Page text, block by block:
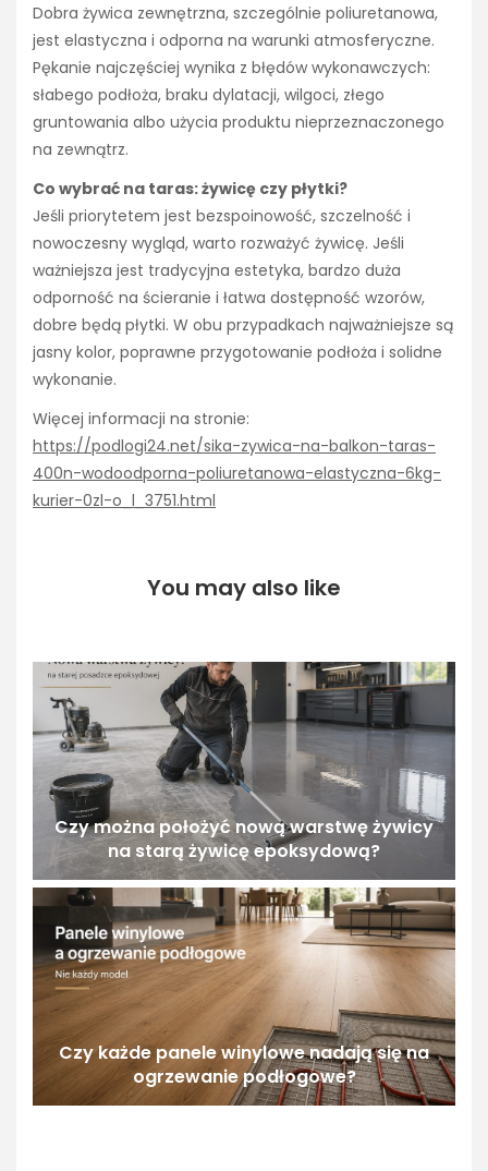
Dobra żywica zewnętrzna, szczególnie poliuretanowa,
jest elastyczna i odporna na warunki atmosferyczne.
Pękanie najczęściej wynika z błędów wykonawczych:
słabego podłoża, braku dylatacji, wilgoci, złego
gruntowania albo użycia produktu nieprzeznaczonego
na zewnątrz.
Co wybrać na taras: żywicę czy płytki?
Jeśli priorytetem jest bezspoinowość, szczelność i
nowoczesny wygląd, warto rozważyć żywicę. Jeśli
ważniejsza jest tradycyjna estetyka, bardzo duża
odporność na ścieranie i łatwa dostępność wzorów,
dobre będą płytki. W obu przypadkach najważniejsze są
jasny kolor, poprawne przygotowanie podłoża i solidne
wykonanie.
Więcej informacji na stronie:
https://podlogi24.net/sika-zywica-na-balkon-taras-
400n-wodoodporna-poliuretanowa-elastyczna-6kg-
kurier-0zl-o_l_3751.html
You may also like
Czy można położyć nową warstwę żywicy
na starą żywicę epoksydową?
Czy każde panele winylowe nadają się na
ogrzewanie podłogowe?